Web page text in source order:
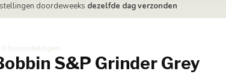
doordeweeks dezelfde dag verzonden
0 beoordelingen
S&P Grinder Grey